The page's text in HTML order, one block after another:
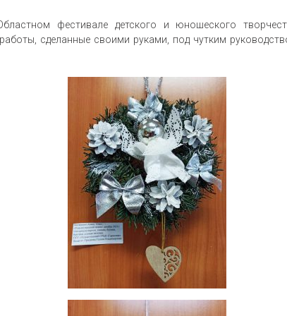
фестивале детского и юношеского
сделанные своими руками, под чутким